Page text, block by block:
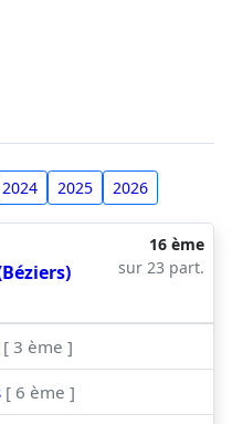
2024 2025 2026
16 ème
sur 23 part.
[ 3 ème ]
[ 6 ème ]